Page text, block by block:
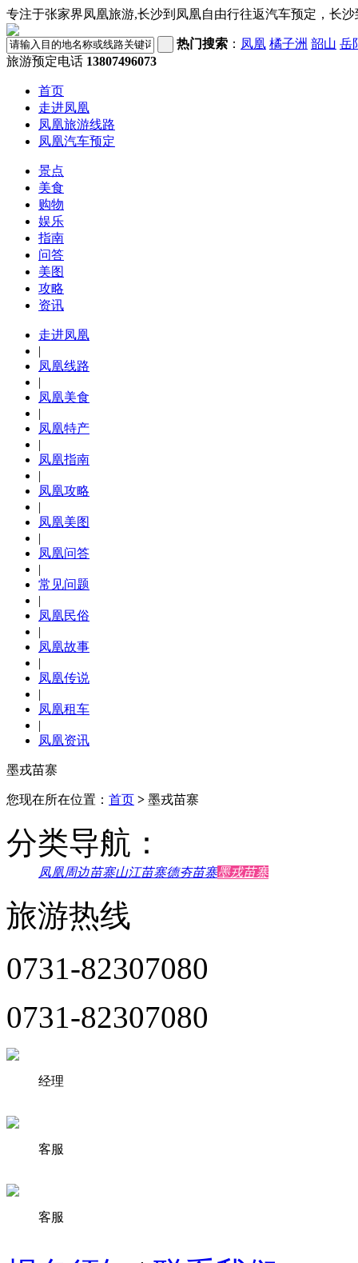
专注于张家界凤凰旅游,长沙到凤凰自由行往返汽车预定，长
热门搜索 ： 凤凰 橘子洲 韶山 岳
旅游预定电话 13807496073
首页
走进凤凰
凤凰旅游线路
凤凰汽车预定
景点
美食
购物
娱乐
指南
问答
美图
攻略
资讯
走进凤凰
|
凤凰线路
|
凤凰美食
|
凤凰特产
|
凤凰指南
|
凤凰攻略
|
凤凰美图
|
凤凰问答
|
常见问题
|
凤凰民俗
|
凤凰故事
|
凤凰传说
|
凤凰租车
|
凤凰资讯
墨戎苗寨
您现在所在位置： 首页 > 墨戎苗寨
分类导航：
凤凰周边苗寨山江苗寨德夯苗寨墨戎苗寨
旅游热线
0731-82307080
0731-82307080
经理
客服
客服